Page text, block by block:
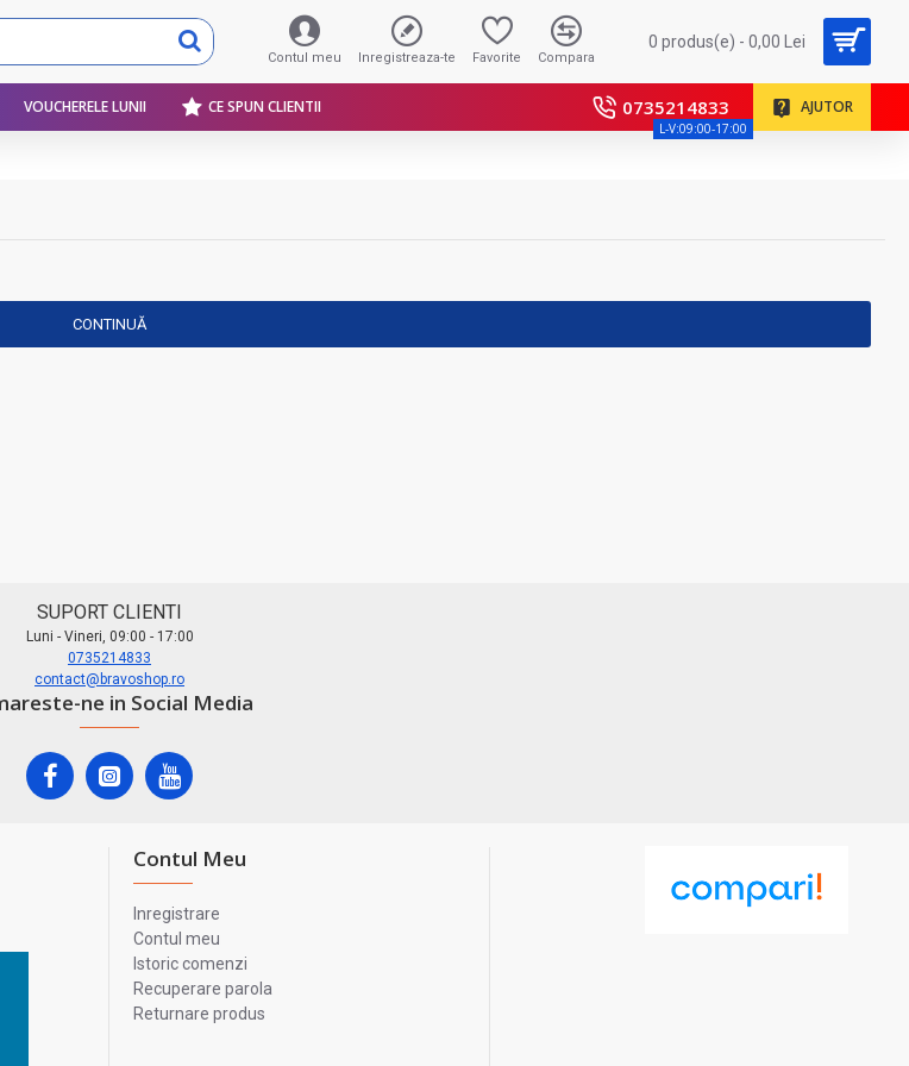
Contul meu Inregistreaza-te Favorite Compara
0 produs(e) - 0,00 Lei
VOUCHERELE LUNII CE SPUN CLIENTII 0735214833
L-V:09:00-17:00
AJUTOR
CONTINUĂ
SUPORT CLIENTI
Luni - Vineri, 09:00 - 17:00
0735214833
contact@bravoshop.ro
ne in Social Media
Contul Meu
Inregistrare
Contul meu
Istoric comenzi
Recuperare parola
Returnare produs